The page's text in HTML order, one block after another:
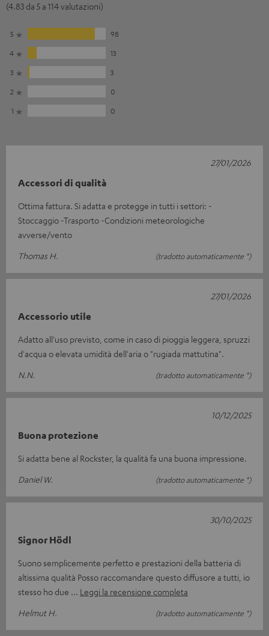
(4.83 da 5 a 114 valutazioni)
5
98
4
13
3
3
2
0
1
0
Accessori di qualità
Ottima fattura. Si adatta e protegge in tutti i settori: -
Stoccaggio -Trasporto -Condizioni meteorologiche
avverse/vento
Thomas H.
(tradotto automaticamente *)
27/01/2026
Accessorio utile
Adatto all'uso previsto, come in caso di pioggia leggera, spruzzi
d'acqua o elevata umidità dell'aria o "rugiada mattutina".
N.N.
(tradotto automaticamente *)
27/01/2026
Buona protezione
Si adatta bene al Rockster, la qualità fa una buona impressione.
Daniel W.
(tradotto automaticamente *)
10/12/2025
Signor Hödl
Suono semplicemente perfetto e prestazioni della batteria di
altissima qualità Posso raccomandare questo diffusore a tutti, io
stesso ho due
Leggi la recensione completa
Helmut H.
(tradotto automaticamente *)
30/10/2025